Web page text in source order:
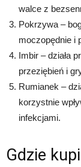
walce z
Pokrzywa –
moczopędnie i
Imbir – działa
przeziębień i
Rumianek –
korzystnie
infekcjami.
Gdzie